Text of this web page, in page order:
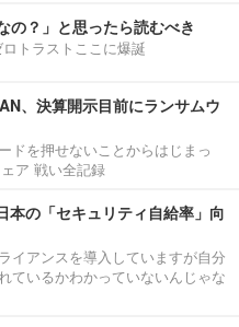
の？」と思ったら読むべき
トラストここに爆誕
、決算開示目前にランサムウ
ドを押せないことからはじまっ
ア 戦い全記録
本の「セキュリティ自給率」向
イアンスを導入していますが自分
ているかわかっていないんじゃな